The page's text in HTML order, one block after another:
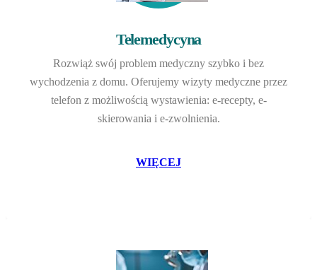
Telemedycyna
Rozwiąż swój problem medyczny szybko i bez
wychodzenia z domu. Oferujemy wizyty medyczne przez
telefon z możliwością wystawienia: e-recepty, e-
skierowania i e-zwolnienia.
WIĘCEJ